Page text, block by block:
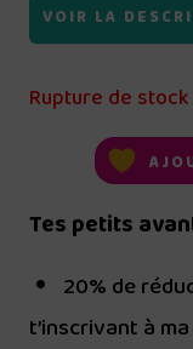
VOIR LA
Rupture de stock
Tes petits
20% de
t’inscrivant à